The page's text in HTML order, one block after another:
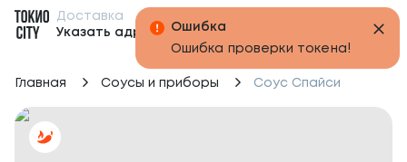
Доставка
Указать адрес
Главная Соусы и приборы Соус Спайси
Ошибка
Ошибка проверки токена!